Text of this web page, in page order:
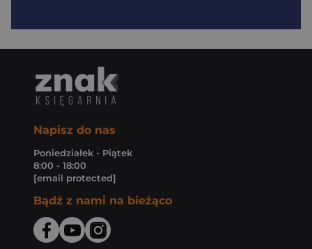
Napisz do nas
Poniedziałek - Piątek
8:00 - 18:00
[email protected]
Bądź z nami na bieżąco